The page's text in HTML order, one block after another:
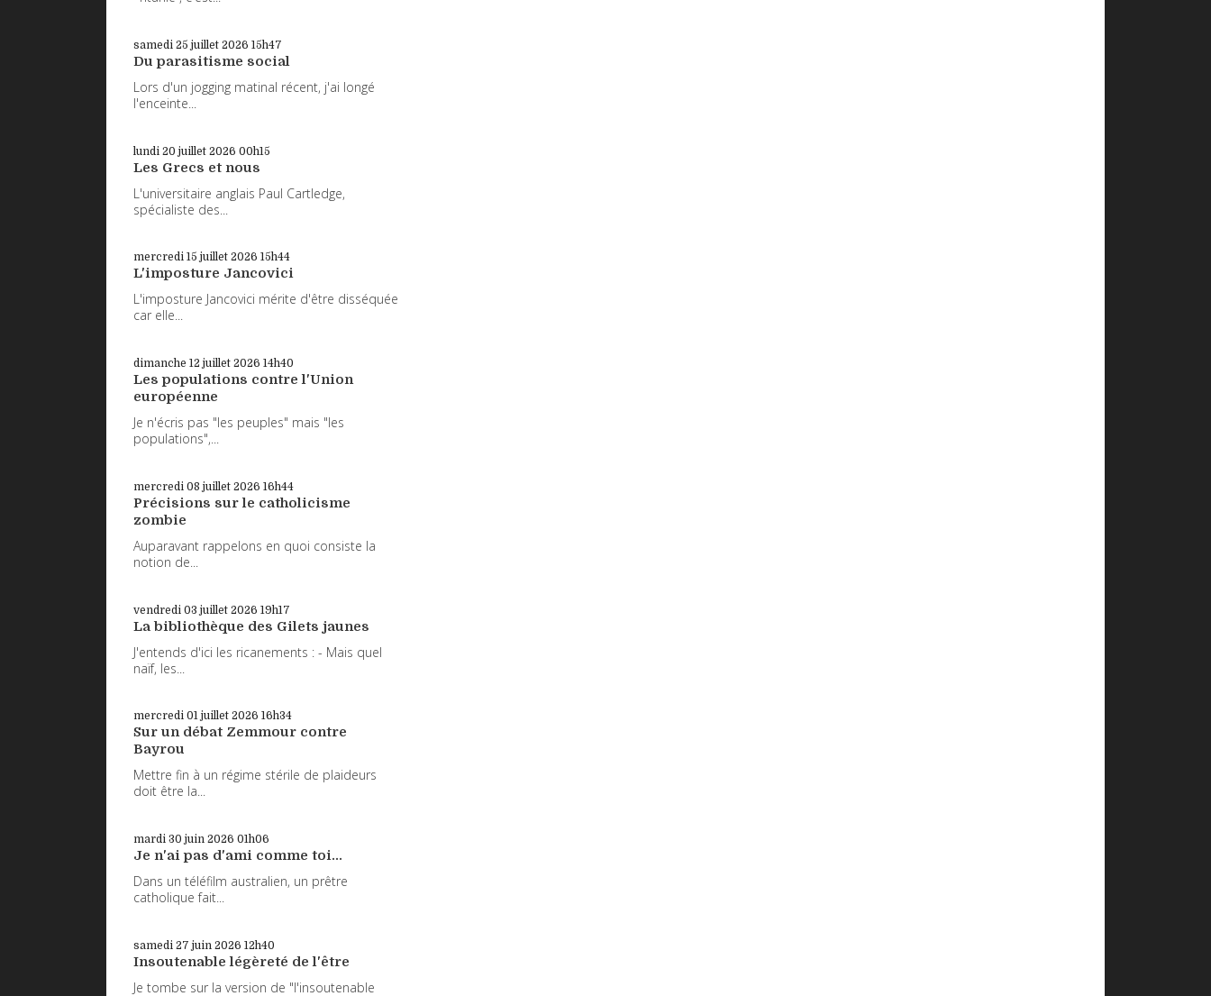
samedi 25 juillet 2026 15h47
Du parasitisme social
Lors d'un jogging matinal récent, j'ai longé
l'enceinte...
lundi 20 juillet 2026 00h15
Les Grecs et nous
L'universitaire anglais Paul Cartledge,
spécialiste des...
mercredi 15 juillet 2026 15h44
L'imposture Jancovici
L'imposture Jancovici mérite d'être disséquée
car elle...
dimanche 12 juillet 2026 14h40
Les populations contre l'Union
européenne
Je n'écris pas "les peuples" mais "les
populations",...
mercredi 08 juillet 2026 16h44
Précisions sur le catholicisme
zombie
Auparavant rappelons en quoi consiste la
notion de...
vendredi 03 juillet 2026 19h17
La bibliothèque des Gilets jaunes
J'entends d'ici les ricanements : - Mais quel
naïf, les...
mercredi 01 juillet 2026 16h34
Sur un débat Zemmour contre
Bayrou
Mettre fin à un régime stérile de plaideurs
doit être la...
mardi 30 juin 2026 01h06
Je n'ai pas d'ami comme toi...
Dans un téléfilm australien, un prêtre
catholique fait...
samedi 27 juin 2026 12h40
Insoutenable légèreté de l'être
Je tombe sur la version de "l'insoutenable